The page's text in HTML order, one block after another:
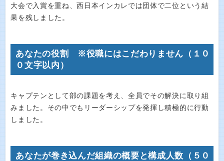
大会で入賞を重ね、西日本インカレでは団体で二位という結
果を残しました。
あなたの役割 ※役職にはこだわりません（１０
０文字以内）
キャプテンとして部の課題を考え、全員でその解決に取り組
みました。その中でもリーダーシップを発揮し積極的に行動
しました。
あなたが巻き込んだ組織の概要と構成人数（５０